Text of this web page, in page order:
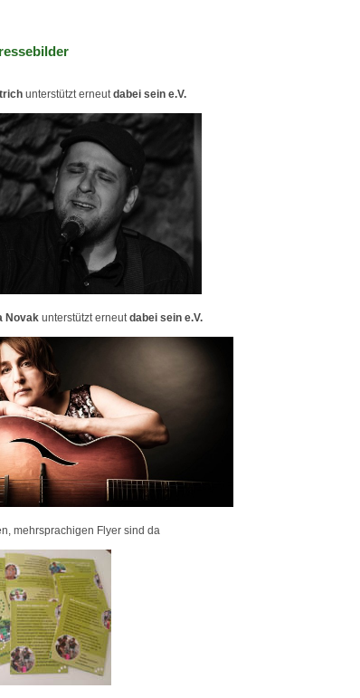
unterstützt erneutdabei sein e.V.
Novakunterstützt erneutdabei sein e.V.
mehrsprachigen Flyer sind da